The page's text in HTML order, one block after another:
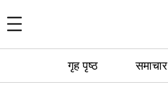
गृह पृष्ठ समाचार